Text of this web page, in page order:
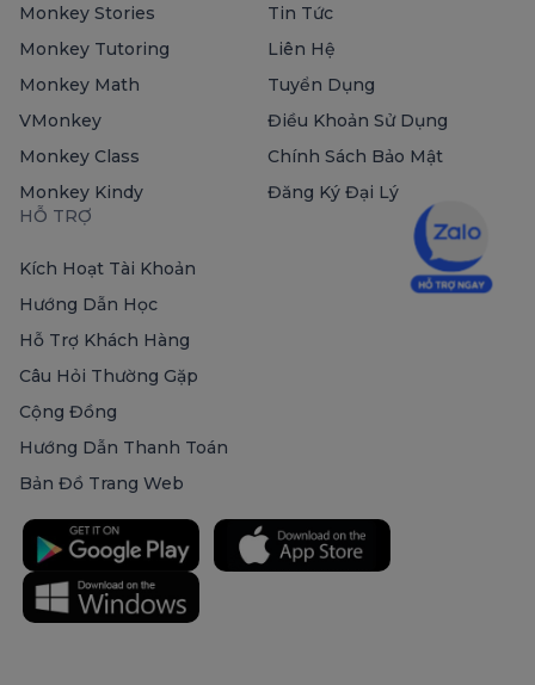
Monkey Stories
Monkey Tutoring
Monkey Math
VMonkey
Monkey Class
Monkey Kindy
Tin Tức
Liên Hệ
Tuyển Dụng
Điều Khoản Sử Dụng
Chính Sách Bảo Mật
Đăng Ký Đại Lý
HỖ TRỢ
Kích Hoạt Tài Khoản
Hướng Dẫn Học
Hỗ Trợ Khách Hàng
Câu Hỏi Thường Gặp
Cộng Đồng
Hướng Dẫn Thanh Toán
Bản Đồ Trang Web